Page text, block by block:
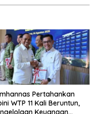
Pertahankan
WTP 11 Kali Beruntun,
Keuangan